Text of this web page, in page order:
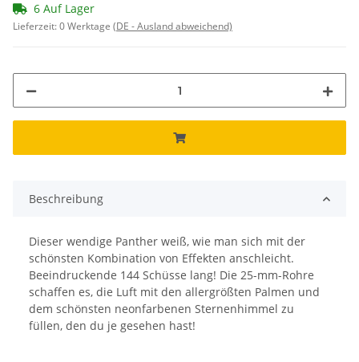
6 Auf Lager
Lieferzeit:0 Werktage (DE - Ausland abweichend)
Beschreibung
Dieser wendige Panther weiß, wie man sich mit der
schönsten Kombination von Effekten anschleicht.
Beeindruckende 144 Schüsse lang! Die 25-mm-Rohre
schaffen es, die Luft mit den allergrößten Palmen und
dem schönsten neonfarbenen Sternenhimmel zu
füllen, den du je gesehen hast!